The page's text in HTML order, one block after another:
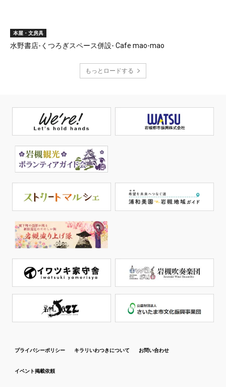
本屋・文房具
水野書店-くつろぎスペース併設- Cafe mao-mao
もっとロードする
プライバシーポリシー キラリいわつきについて お問い合わせ
イベント掲載依頼